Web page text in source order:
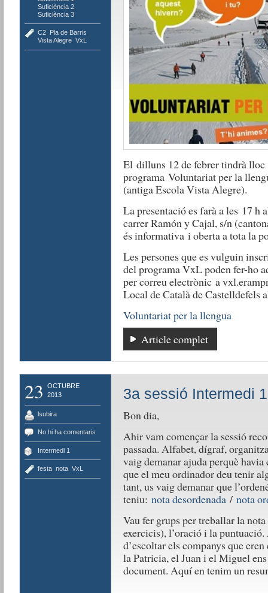
Suficiència 2,
Suficiència 3
C2, Pla de Barris,
Vista Alegre, VxL
El dilluns 12 de febrertindrà lloc
programa Voluntariat per la
(antiga Escola Vista Alegre​).
La presentacióes faràa les 17 h
carrer Ramón y Cajal, s/n
és informativa i oberta a tota la
Les persones que es vulguin
del programa VxL poden fer-ho
per correu electrònic a
Local de Català de Castelldefels
Voluntariat per la llengua
Article complet
23
OCTUBRE
2013
lsubira
No hi ha comentaris
Intermedi 1
festa, nota, VxL
3a sessió Intermedi 1
Bon dia,
Ahir vam començar la sessió
passada. Alfabet, dígraf,
vaig demanar ajuda perquè
que el meu ordinador deu tenir
tant, us vaig demanar que
teniu: nota desordenada/ nota
Vau fer grups per treballar la
exercicis), l’oració i la
d’escoltar els companys que
la Patricia, el Juan i el Miguel
document. Aquí en tenim un